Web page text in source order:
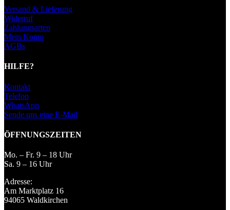
Versand & Lieferung
Widerruf
Zahlungsarten
Mein Konto
AGBs
HILFE?
Kontakt
Telefon
WhatsApp
Sende uns eine E-Mail
ÖFFNUNGSZEITEN
Mo. – Fr. 9 – 18 Uhr
Sa. 9 – 16 Uhr
Adresse:
Am Marktplatz 16
94065 Waldkirchen